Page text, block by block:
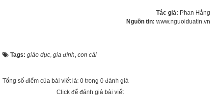
Tác giả: Phan Hằng
Nguồn tin: www.nguoiduatin.vn
Tags: giáo dục, gia đình, con cái
Tổng số điểm của bài viết là: 0 trong 0 đánh giá
Click để đánh giá bài viết